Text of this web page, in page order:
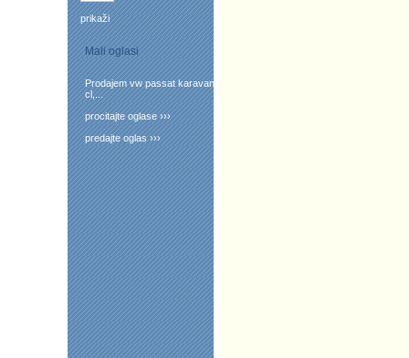
prikaži
Mali oglasi
Prodajem vw passat karavan
cl,...
procitajte oglase ›››
predajte oglas ›››